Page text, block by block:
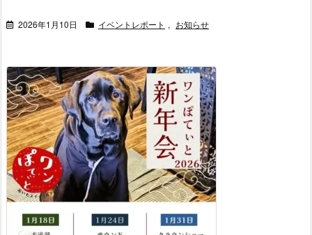
2026年1月10日 イベントレポート , お知らせ